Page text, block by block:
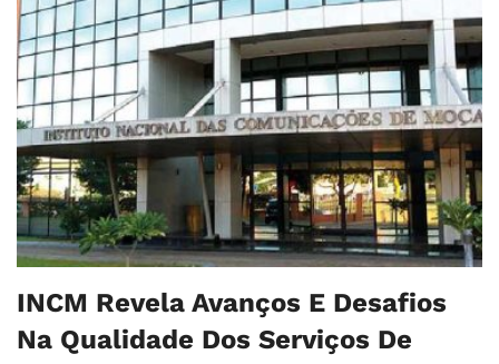
INCM Revela Avanços E Desafios
Na Qualidade Dos Serviços De